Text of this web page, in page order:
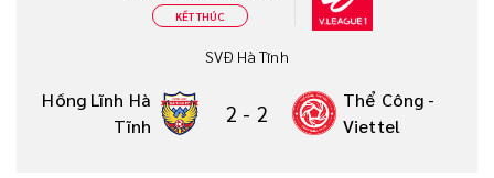
KẾT THÚC
SVĐ Hà Tĩnh
Hồng Lĩnh Hà
Tĩnh
2 - 2
Thể Công -
Viettel